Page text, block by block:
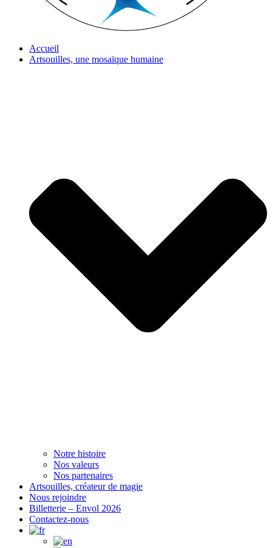
Accueil
Artsouilles, une mosaïque humaine
Notre histoire
Nos valeurs
Nos partenaires
Artsouilles, créateur de magie
Nous rejoindre
Billetterie – Envol 2026
Contactez-nous